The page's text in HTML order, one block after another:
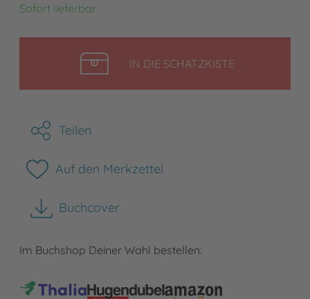
Sofort lieferbar
IN DIE SCHATZKISTELEGEN
Teilen
Auf den Merkzettel
Buchcover
herunterladen
Im Buchshop Deiner Wahl bestellen: